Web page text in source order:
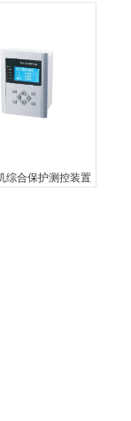
综合保护测控装置